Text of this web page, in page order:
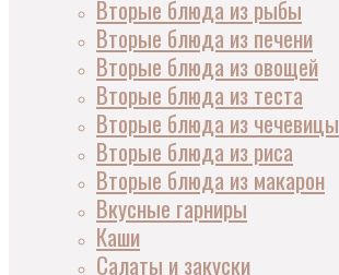
Вторые блюда из рыбы
Вторые блюда из печени
Вторые блюда из овощей
Вторые блюда из теста
Вторые блюда из чечевицы
Вторые блюда из риса
Вторые блюда из макарон
Вкусные гарниры
Каши
Салаты и закуски